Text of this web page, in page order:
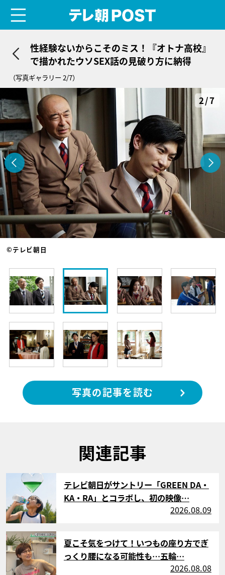
性経験ないからこそのミス！『オトナ高校』
で描かれたウソSEX話の見破り方に納得
（写真ギャラリー 2/7）
2/7
©テレビ朝日
写真の記事を読む
関連記事
テレビ朝日がサントリー「GREEN DA・
KA・RA」とコラボし、初の映像…
2026.08.09
サムネイル
夏こそ気をつけて！いつもの座り方でぎ
っくり腰になる可能性も…五輪…
2026.08.08